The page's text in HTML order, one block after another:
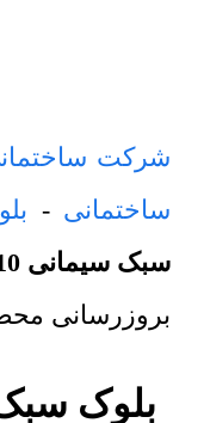
شرکت
ساختمانی -
سبک سیمانی 10 در 20 در 40 سانتی‌متر
بروزرسانی